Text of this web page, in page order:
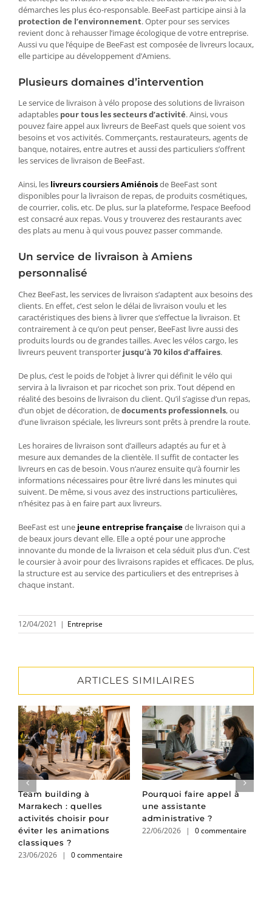
démarches les plus éco-responsable. BeeFast participe ainsi à la
protection de l’environnement. Opter pour ses services
revient donc à rehausser l’image écologique de votre entreprise.
Aussi vu que l’équipe de BeeFast est composée de livreurs locaux,
elle participe au développement d’Amiens.
Plusieurs domaines d’intervention
Le service de livraison à vélo propose des solutions de livraison
adaptables pour tous les secteurs d’activité. Ainsi, vous
pouvez faire appel aux livreurs de BeeFast quels que soient vos
besoins et vos activités. Commerçants, restaurateurs, agents de
banque, notaires, entre autres et aussi des particuliers s’offrent
les services de livraison de BeeFast.
Ainsi, les livreurs coursiers Amiénoisde BeeFast sont
disponibles pour la livraison de repas, de produits cosmétiques,
de courrier, colis, etc. De plus, sur la plateforme, l’espace Beefood
est consacré aux repas. Vous y trouverez des restaurants avec
des plats au menu à qui vous pouvez passer commande.
Un service de livraison à Amiens
personnalisé
Chez BeeFast, les services de livraison s’adaptent aux besoins des
clients. En effet, c’est selon le délai de livraison voulu et les
caractéristiques des biens à livrer que s’effectue la livraison. Et
contrairement à ce qu’on peut penser, BeeFast livre aussi des
produits lourds ou de grandes tailles. Avec les vélos cargo, les
livreurs peuvent transporter jusqu’à 70 kilos d’affaires.
De plus, c’est le poids de l’objet à livrer qui définit le vélo qui
servira à la livraison et par ricochet son prix. Tout dépend en
réalité des besoins de livraison du client. Qu’il s’agisse d’un repas,
d’un objet de décoration, dedocuments professionnels, ou
d’une livraison spéciale, les livreurs sont prêts à prendre la route.
Les horaires de livraison sont d’ailleurs adaptés au fur et à
mesure aux demandes de la clientèle. Il suffit de contacter les
livreurs en cas de besoin. Vous n’aurez ensuite qu’à fournir les
informations nécessaires pour être livré dans les minutes qui
suivent. De même, si vous avez des instructions particulières,
n’hésitez pas à en faire part aux livreurs.
BeeFast est une jeune entreprise françaisede livraison qui a
de beaux jours devant elle. Elle a opté pour une approche
innovante du monde de la livraison et cela séduit plus d’un. C’est
le coursier à avoir pour des livraisons rapides et efficaces. De plus,
la structure est au service des particuliers et des entreprises à
chaque instant.
12/04/2021 | Entreprise
ARTICLES SIMILAIRES
Team building à
Marrakech : quelles
activités choisir pour
éviter les animations
classiques ?
23/06/2026 | 0 commentaire
Pourquoi faire appel à
une assistante
administrative ?
22/06/2026 | 0 commentaire